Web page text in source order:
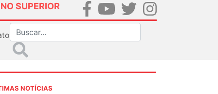
SUPERIOR
NOTÍCIAS